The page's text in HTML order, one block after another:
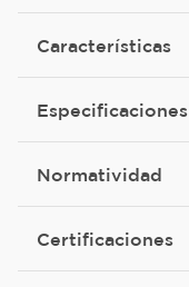
Características
Especificaciones
Normatividad
Certificaciones